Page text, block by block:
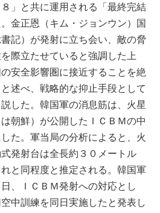
」と共に運用される「最終完結
金正恩（キム・ジョンウン）国
記）が発射に立ち会い、敵の脅
際立たせていると強調した上
安全影響圏に接近することを絶
述べ、戦略的な抑止手段として
した。韓国軍の消息筋は、火星
朝鮮）が公開したＩＣＢＭの中
た。軍当局の分析によると、火
発射台は全長約３０メートル
と同程度と推定される。韓国軍
、ＩＣＢＭ発射への対応とし
中訓練を同日実施したと発表し